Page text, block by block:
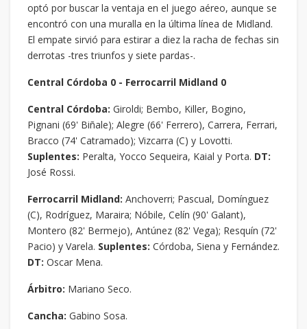
optó por buscar la ventaja en el juego aéreo, aunque se
encontró con una muralla en la última línea de Midland.
El empate sirvió para estirar a diez la racha de fechas sin
derrotas -tres triunfos y siete pardas-.
Central Córdoba 0 - Ferrocarril Midland 0
Central Córdoba: Giroldi; Bembo, Killer, Bogino,
Pignani (69' Biñale); Alegre (66' Ferrero), Carrera, Ferrari,
Bracco (74' Catramado); Vizcarra (C) y Lovotti.
Suplentes: Peralta, Yocco Sequeira, Kaial y Porta. DT:
José Rossi.
Ferrocarril Midland: Anchoverri; Pascual, Domínguez
(C), Rodríguez, Maraira; Nóbile, Celín (90' Galant),
Montero (82' Bermejo), Antúnez (82' Vega); Resquín (72'
Pacio) y Varela. Suplentes: Córdoba, Siena y Fernández.
DT: Oscar Mena.
Árbitro: Mariano Seco.
Cancha: Gabino Sosa.